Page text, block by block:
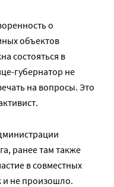
о
объектов
состояться в
губернатор не
на вопросы. Это
ранее там также
в совместных
и не произошло.